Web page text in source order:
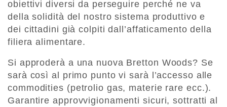
obiettivi diversi da perseguire perché ne va
della solidità del nostro sistema produttivo e
dei cittadini già colpiti dall’affaticamento della
fi­liera alimentare.
Si approderà a una nuova Bretton Woods? Se
sarà così al primo punto vi sarà l’ac­cesso alle
commodities (petrolio gas, materie rare ecc.).
Garantire approvvigiona­menti sicuri, sottratti al